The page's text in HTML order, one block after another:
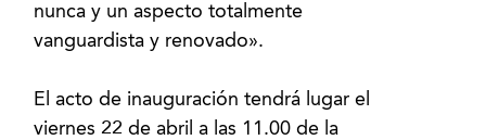
nunca y un aspecto totalmente
vanguardista y renovado».
El acto de inauguración tendrá lugar el
viernes 22 de abril a las 11.00 de la